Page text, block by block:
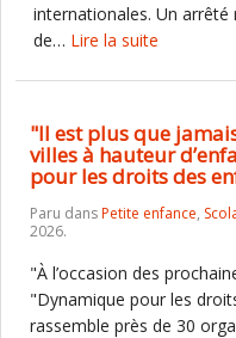
internationales. Un
de… Lire la suite
"Il est plus que
villes à hauteur
pour les droits des
Paru dansPetite enfance,
2026.
"À l’occasion des
"Dynamique pour les
rassemble près de 30